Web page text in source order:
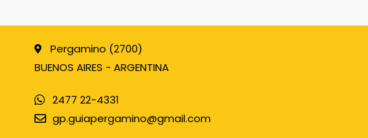
Pergamino (2700)
BUENOS AIRES - ARGENTINA
2477 22-4331
gp.guiapergamino@gmail.com